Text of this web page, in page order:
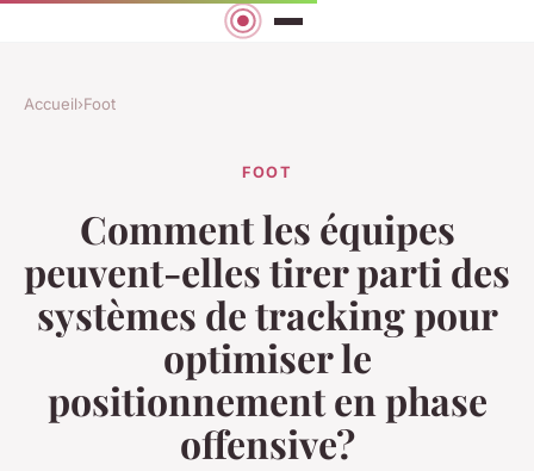
Accueil›Foot
FOOT
Comment les équipes
peuvent-elles tirer parti des
systèmes de tracking pour
optimiser le
positionnement en phase
offensive?